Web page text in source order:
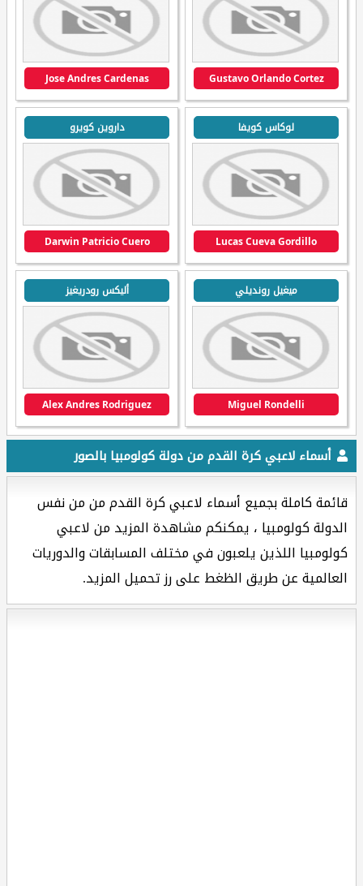
Gustavo Orlando Cortez
Jose Andres Cardenas
لوكاس كويفا
Lucas Cueva Gordillo
داروين كويرو
Darwin Patricio Cuero
ميغيل رونديلي
Miguel Rondelli
أليكس رودريغيز
Alex Andres Rodriguez
أسماء لاعبي كرة القدم من دولة كولومبيا بالصور
قائمة كاملة بجميع أسماء لاعبي كرة القدم من من نفس
الدولة كولومبيا ، يمكنكم مشاهدة المزيد من لاعبي
كولومبيا اللذين يلعبون في مختلف المسابقات والدوريات
العالمية عن طريق الظغط على رز تحميل المزيد.